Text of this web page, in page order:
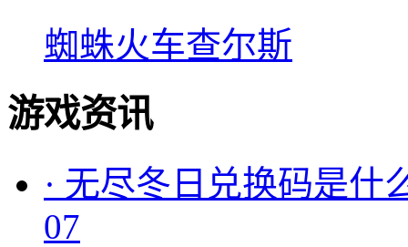
蜘蛛火车查尔斯
游戏资讯
· 无尽冬日兑换码是什
07